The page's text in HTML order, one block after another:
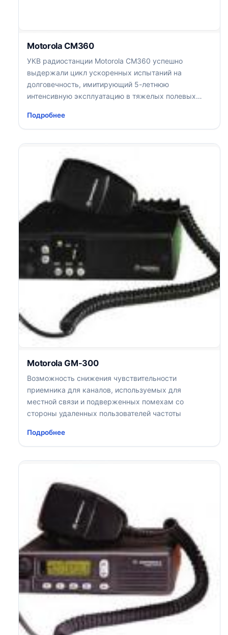
Motorola CM360
УКВ радиостанции Motorola CM360 успешно
выдержали цикл ускоренных испытаний на
долговечность, имитирующий 5-летнюю
интенсивную эксплуатацию в тяжелых полевых
Подробнее
Motorola GM-300
Возможность снижения чувствительности
приемника для каналов, используемых для
местной связи и подверженных помехам со
стороны удаленных пользователей частоты
Подробнее